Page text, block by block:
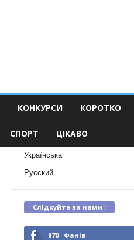
КОНКУРСИ КОРОТКО
СПОРТ ЦІКАВО
Українська
Русский
Слідкуйте за нами :
870 Фанів